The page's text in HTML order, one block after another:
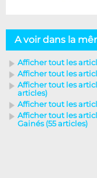
A voir dans la
Afficher tout les
Afficher tout les
Afficher tout les
articles)
Afficher tout les
Afficher tout les
Gainés (55 articles)